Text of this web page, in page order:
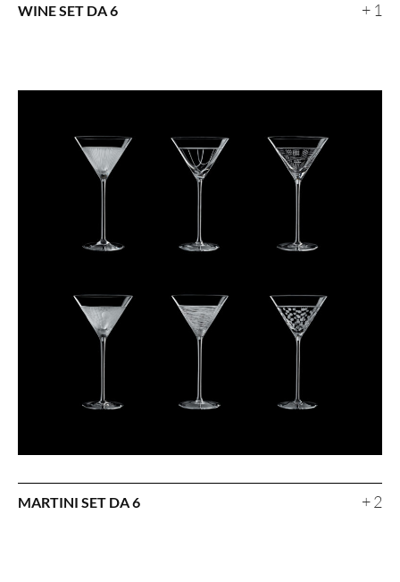
WINE SET DA 6 + 1
MARTINI SET DA 6 + 2